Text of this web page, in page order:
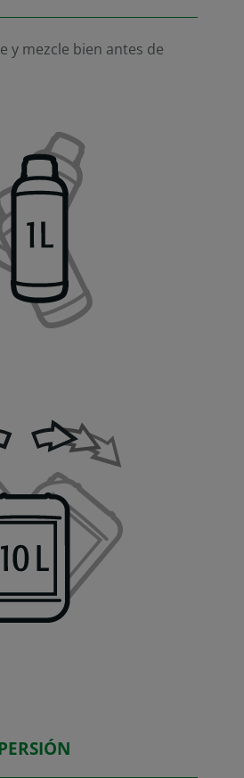
y mezcle bien antes de